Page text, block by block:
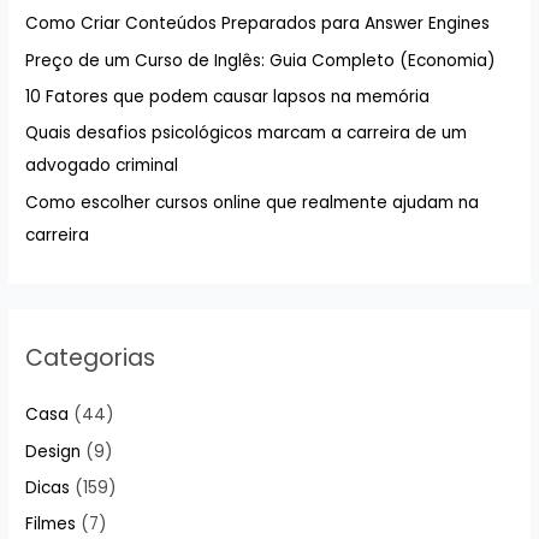
r
p
o
r
:
Como Criar Conteúdos Preparados para Answer Engines
Preço de um Curso de Inglês: Guia Completo (Economia)
10 Fatores que podem causar lapsos na memória
Quais desafios psicológicos marcam a carreira de um
advogado criminal
Como escolher cursos online que realmente ajudam na
carreira
Categorias
Casa (44)
Design (9)
Dicas (159)
Filmes (7)